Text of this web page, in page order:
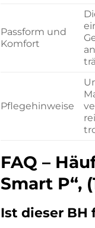
Passform und
Komfort
Pflegehinweise
FAQ –
Smart P“,
Ist dieser BH